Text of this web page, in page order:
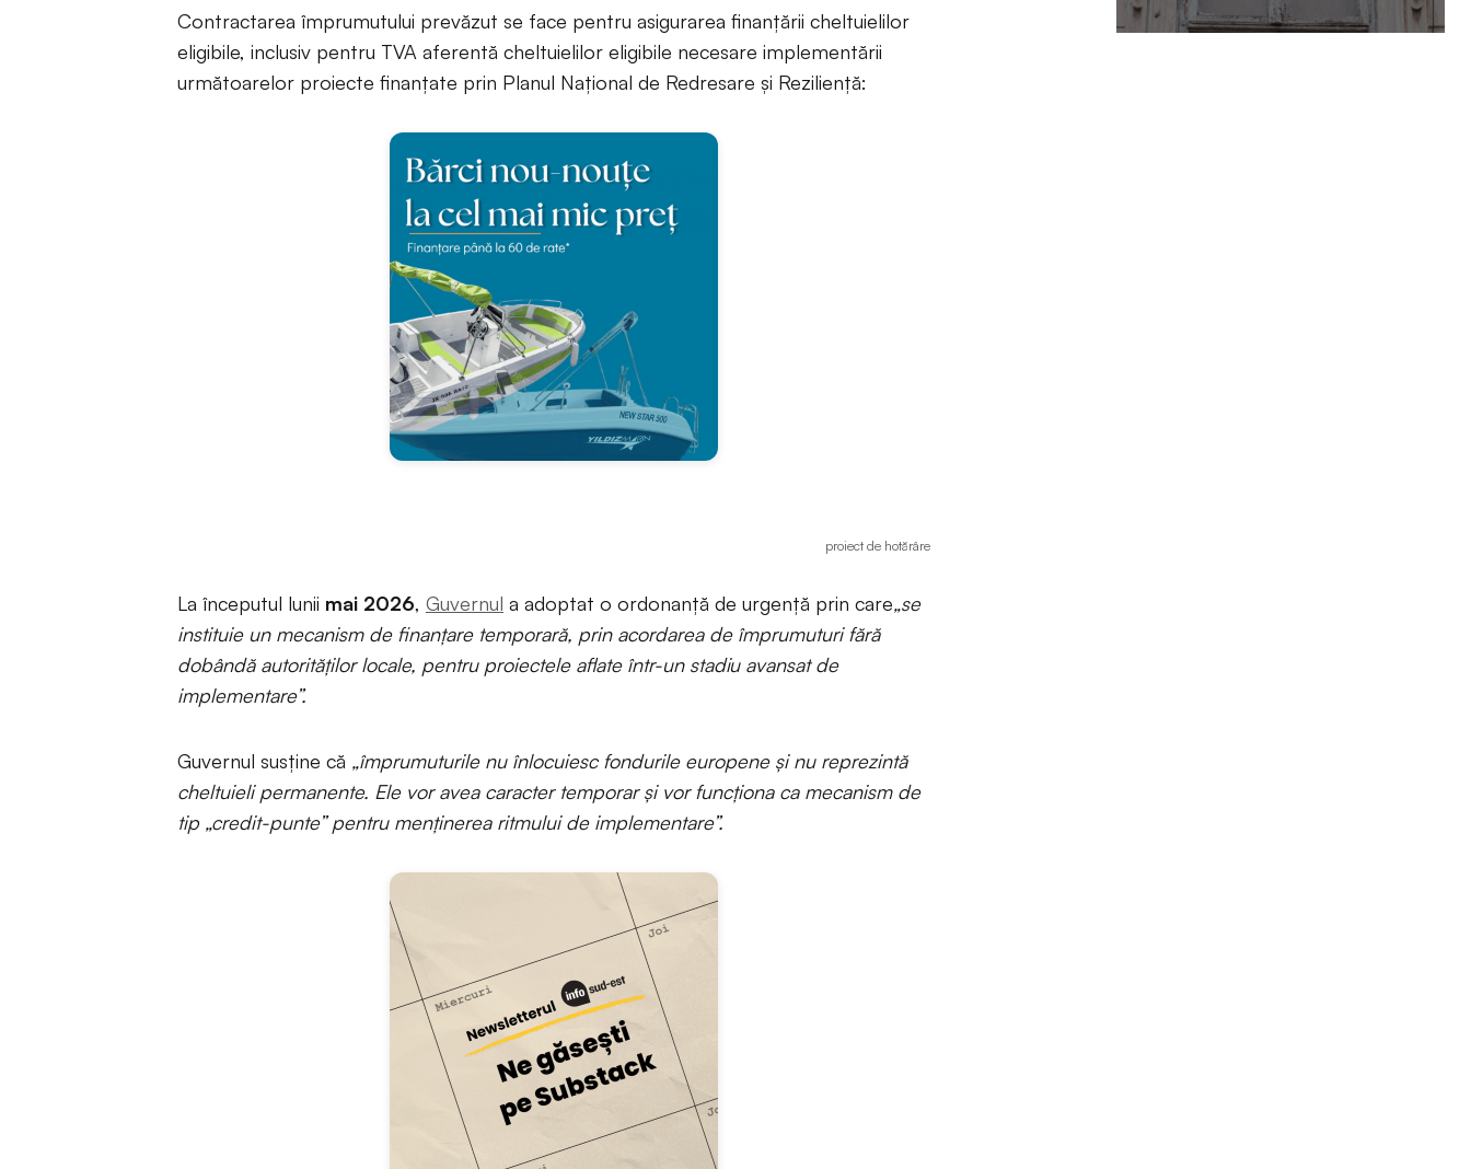
Contractarea împrumutului prevăzut se face pentru asigurarea finanţării cheltuielilor
eligibile, inclusiv pentru TVA aferentă cheltuielilor eligibile necesare implementării
următoarelor proiecte finanţate prin Planul Naţional de Redresare şi Rezilienţă:
proiect de hotărâre
La începutul lunii mai 2026, Guvernul a adoptat o ordonanță de urgență prin care„se
instituie un mecanism de finanțare temporară, prin acordarea de împrumuturi fără
dobândă autorităților locale, pentru proiectele aflate într-un stadiu avansat de
implementare”.
Guvernul susține că „împrumuturile nu înlocuiesc fondurile europene și nu reprezintă
cheltuieli permanente. Ele vor avea caracter temporar și vor funcționa ca mecanism de
tip „credit-punte” pentru menținerea ritmului de implementare”.